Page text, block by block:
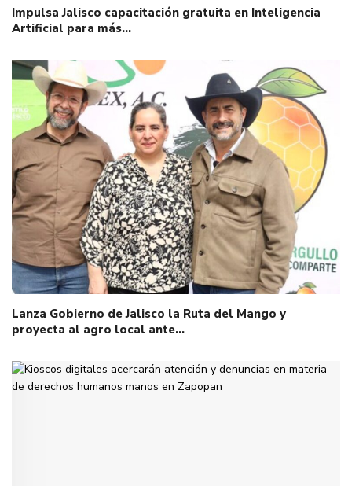
Impulsa Jalisco capacitación gratuita en Inteligencia
Artificial para más…
Lanza Gobierno de Jalisco la Ruta del Mango y
proyecta al agro local ante…